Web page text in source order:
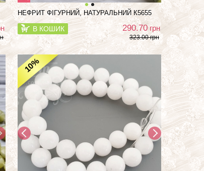
НЕФРИТ ФІГУРНИЙ, НАТУРАЛЬНИЙ К5655
В КОШИК 290.70грн
323.00 грн
10%